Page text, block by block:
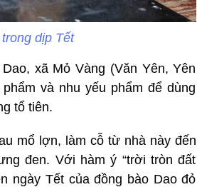
dịp Tết
xã Mỏ Vàng (Văn Yên, Yên
và nhu yếu phẩm để dùng
tổ tiên.
mổ lợn, làm cỗ từ nhà này đến
đen. Với hàm ý “trời tròn đất
ngày Tết của đồng bào Dao đỏ